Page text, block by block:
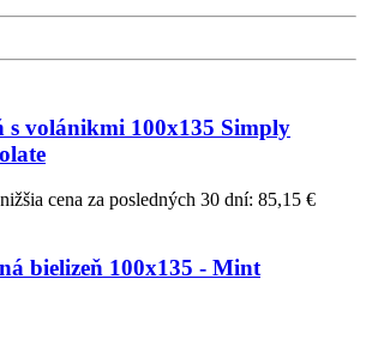
s volánikmi 100x135 Simply
cena za posledných 30 dní: 85,15 €
bielizeň 100x135 - Mint